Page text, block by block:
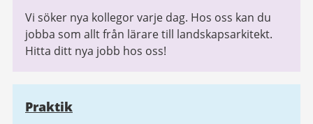
Vi söker nya kollegor varje dag. Hos oss kan du
jobba som allt från lärare till landskapsarkitekt.
Hitta ditt nya jobb hos oss!
Praktik